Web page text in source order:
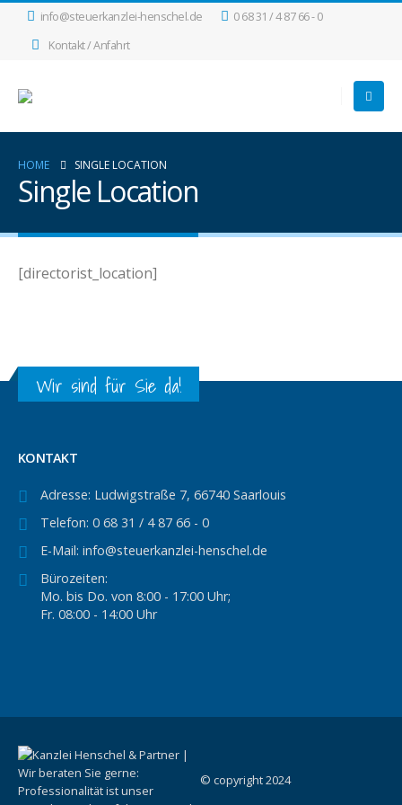
info@steuerkanzlei-henschel.de
0 68 31 / 4 87 66 - 0
Kontakt / Anfahrt
HOME SINGLE LOCATION
Single Location
[directorist_location]
Wir sind für Sie da!
KONTAKT
Adresse: Ludwigstraße 7, 66740 Saarlouis
Telefon: 0 68 31 / 4 87 66 - 0
E-Mail: info@steuerkanzlei-henschel.de
Bürozeiten:
Mo. bis Do. von 8:00 - 17:00 Uhr;
Fr. 08:00 - 14:00 Uhr
© copyright 2024